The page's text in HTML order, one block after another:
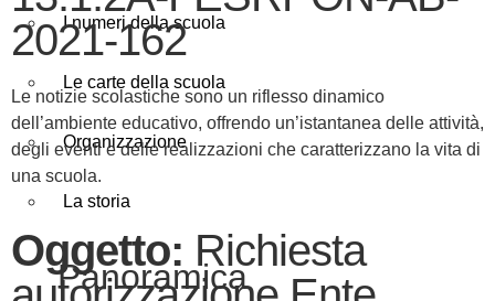
I numeri della scuola
Le carte della scuola
Organizzazione
La storia
Panoramica
2021-162
Le notizie scolastiche sono un riflesso dinamico
dell’ambiente educativo, offrendo un’istantanea delle attività,
degli eventi e delle realizzazioni che caratterizzano la vita di
una scuola.
Oggetto: Richiesta